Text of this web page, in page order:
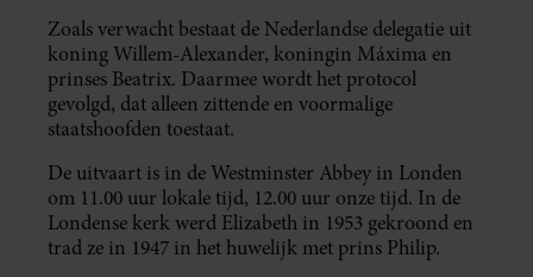
Zoals verwacht bestaat de Nederlandse delegatie uit
koning Willem-Alexander, koningin Máxima en
prinses Beatrix. Daarmee wordt het protocol
gevolgd, dat alleen zittende en voormalige
staatshoofden toestaat.
De uitvaart is in de Westminster Abbey in Londen
om 11.00 uur lokale tijd, 12.00 uur onze tijd. In de
Londense kerk werd Elizabeth in 1953 gekroond en
trad ze in 1947 in het huwelijk met prins Philip.